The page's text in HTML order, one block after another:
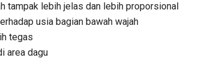
tampak lebih jelas dan lebih proporsional
usia bagian bawah wajah
tegas
area dagu